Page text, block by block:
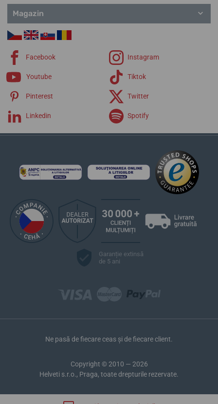
Magazin
Facebook Instagram
Youtube Tiktok
Pinterest Twitter
Linkedin Spotify
Garanție extinsă
de 5 ani
Ne pasă de fiecare ceas și de fiecare client.
Copyright © 2010 — 2026
Helveti s.r.o., Praga, toate drepturile rezervate.